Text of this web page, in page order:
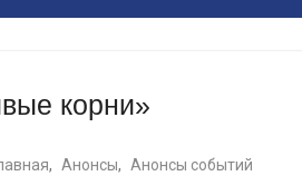
корни»
, Анонсы, Анонсы событий